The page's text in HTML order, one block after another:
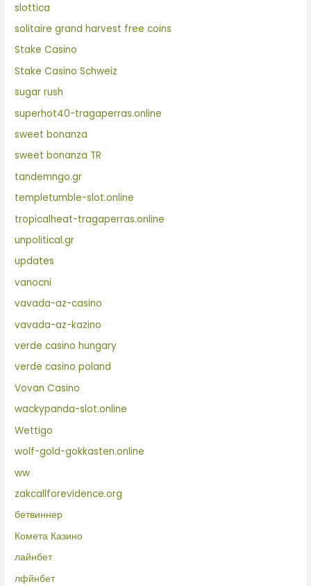
slottica
solitaire grand harvest free coins
Stake Casino
Stake Casino Schweiz
sugar rush
superhot40-tragaperras.online
sweet bonanza
sweet bonanza TR
tandemngo.gr
templetumble-slot.online
tropicalheat-tragaperras.online
unpolitical.gr
updates
vanocni
vavada-az-casino
vavada-az-kazino
verde casino hungary
verde casino poland
Vovan Casino
wackypanda-slot.online
Wettigo
wolf-gold-gokkasten.online
ww
zakcallforevidence.org
бетвиннер
Комета Казино
лайнбет
лфйнбет